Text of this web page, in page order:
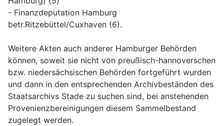
- Finanzdeputation Hamburg
betr.Ritzebüttel/Cuxhaven (6).
Weitere Akten auch anderer Hamburger Behörden
können, soweit sie nicht von preußisch-hannoverschen
bzw. niedersächsischen Behörden fortgeführt wurden
und dann in den entsprechenden Archivbeständen des
Staatsarchivs Stade zu suchen sind, bei anstehenden
Provenienzbereinigungen diesem Sammelbestand
zugelegt werden.